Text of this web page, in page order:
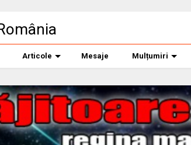
Articole Mesaje Mulțumiri